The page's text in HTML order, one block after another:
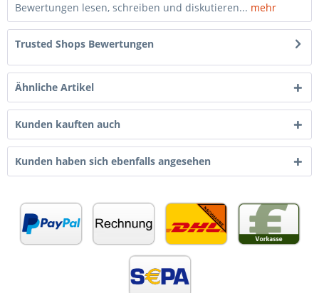
Bewertungen lesen, schreiben und diskutieren... mehr
Trusted Shops Bewertungen
Ähnliche Artikel
Kunden kauften auch
Kunden haben sich ebenfalls angesehen